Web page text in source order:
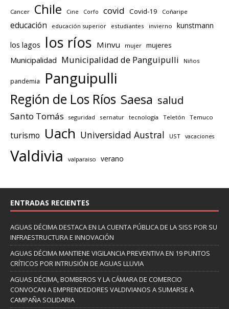
Cancer Chile Cine Corfo covid Covid-19 Coñaripe
educación educación superior estudiantes invierno kunstmann
los lagos los ríos Minvu mujer mujeres
Municipalidad Municipalidad de Panguipulli Niños
pandemia Panguipulli
Región de Los Ríos Saesa salud
Santo Tomás seguridad sernatur tecnología Teletón Temuco
turismo Uach Universidad Austral UST vacaciones
Valdivia valparaiso verano
ENTRADAS RECIENTES
AGUAS DÉCIMA DESTACA EN LA CUENTA PÚBLICA DE LA SISS POR SU
INFRAESTRUCTURA E INNOVACIÓN
AGUAS DÉCIMA MANTIENE VIGILANCIA PREVENTIVA EN 19 PUNTOS
CRÍTICOS POR INTRUSIÓN DE AGUAS LLUVIA
AGUAS DÉCIMA, BOMBEROS Y LA CÁMARA DE COMERCIO
CONVOCAN A EMPRENDEDORES VALDIVIANOS A SUMARSE A
CAMPAÑA SOLIDARIA